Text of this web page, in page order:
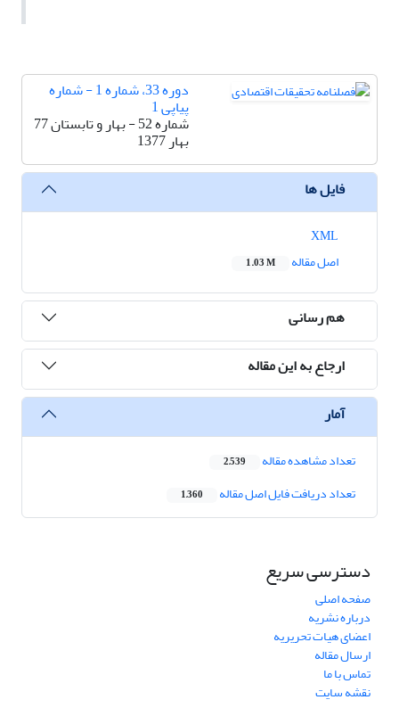
دوره 33، شماره 1 - شماره
پیاپی 1
شماره 52 - بهار و تابستان 77
بهار 1377
فایل ها
اصل مقاله
1.03 M
هم رسانی
ارجاع به این مقاله
آمار
تعداد مشاهده مقاله 2,539
تعداد دریافت فایل اصل مقاله 1,360
دسترسی سریع
صفحه اصلی
درباره نشریه
اعضای هیات تحریریه
ارسال مقاله
تماس با ما
نقشه سایت